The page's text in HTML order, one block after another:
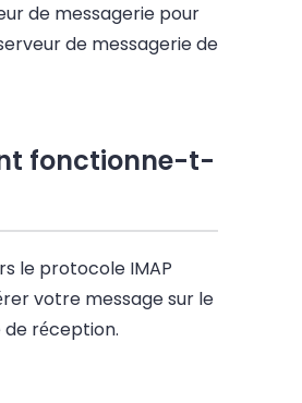
de messagerie pour
de messagerie de
fonctionne-t-
le protocole IMAP
votre message sur le
réception.